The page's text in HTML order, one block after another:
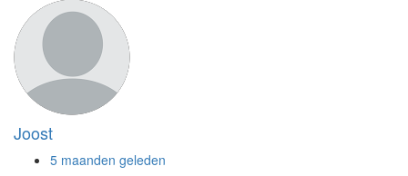
Joost
5 maanden geleden